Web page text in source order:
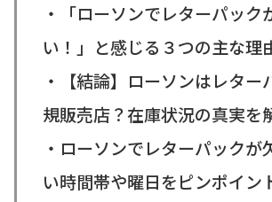
・「ローソンでレターパック
い！」と感じる３つの主な理
・【結論】ローソンはレター
規販売店？在庫状況の真実を
・ローソンでレターパックが
い時間帯や曜日をピンポイン